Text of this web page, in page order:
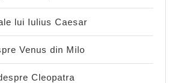
lui Iulius Caesar
Venus din Milo
Cleopatra